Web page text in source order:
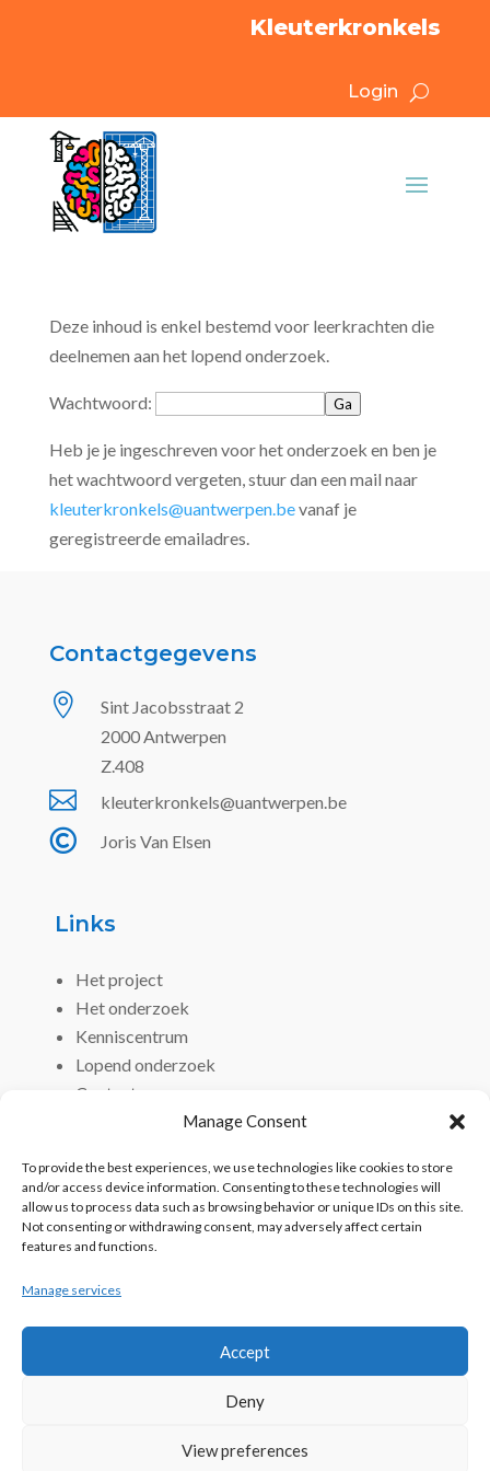
Manage Consent
To provide the best experiences, we use technologies like cookies to store
and/or access device information. Consenting to these technologies will
allow us to process data such as browsing behavior or unique IDs on this site.
Not consenting or withdrawing consent, may adversely affect certain
features and functions.
Manage services
Accept
Deny
View preferences
Kleuterkronkels
Login
Deze inhoud is enkel bestemd voor leerkrachten die
deelnemen aan het lopend onderzoek.
Wachtwoord: Ga
Heb je je ingeschreven voor het onderzoek en ben je
het wachtwoord vergeten, stuur dan een mail naar
kleuterkronkels@uantwerpen.bevanaf je
geregistreerde emailadres.
Contactgegevens

Sint Jacobsstraat 2
2000 Antwerpen
Z.408
 kleuterkronkels@uantwerpen.be
 Joris Van Elsen
Links
Het project
Het onderzoek
Kenniscentrum
Lopend onderzoek
Contact